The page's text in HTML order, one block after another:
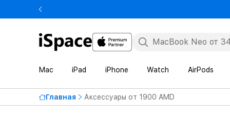
Mac iPad iPhone Watch AirPods
Главная Аксессуары от 1900 AMD